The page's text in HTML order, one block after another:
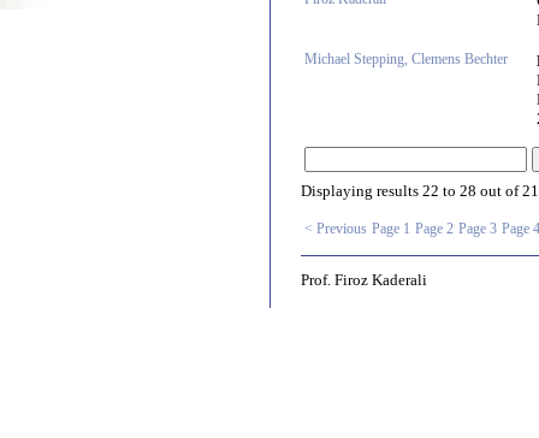
Michael Stepping, Clemens Bechter
Displaying results 22 to 28 out of
< Previous Page 1 Page 2 Page 3 Page 4
Prof. Firoz Kaderali